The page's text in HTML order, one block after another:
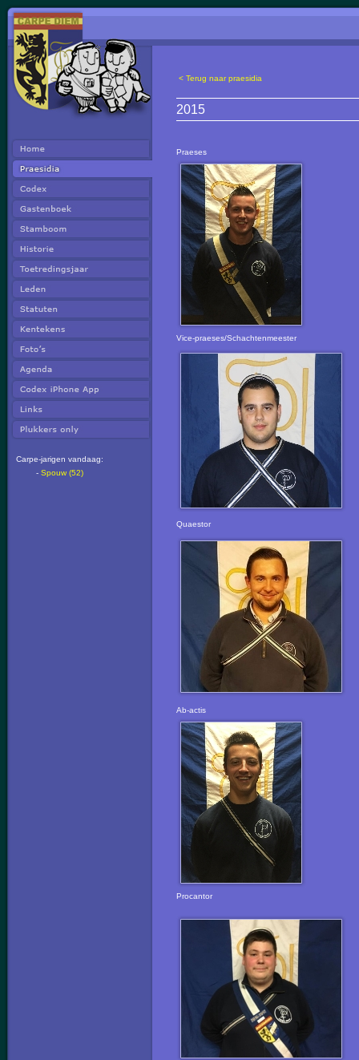
Carpe-jarigen vandaag:
- Spouw (52)
< Terug naar praesidia
2015
Praeses
Vice-praeses/Schachtenmeester
Quaestor
Ab-actis
Procantor